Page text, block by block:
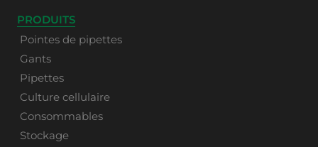
PRODUITS
Pointes de pipettes
Gants
Pipettes
Culture cellulaire
Consommables
Stockage